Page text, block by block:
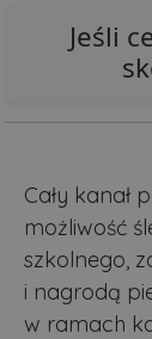
Jeśli
Cały kanał
możliwość
szkolnego,
i nagrodą
w ramach